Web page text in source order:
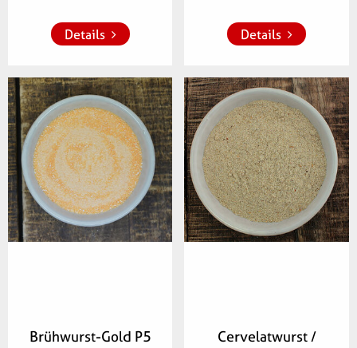
Details Details
Brühwurst-Gold P5
Artikelnummer:
675300
Cervelatwurst /
Artikelnummer:
263300